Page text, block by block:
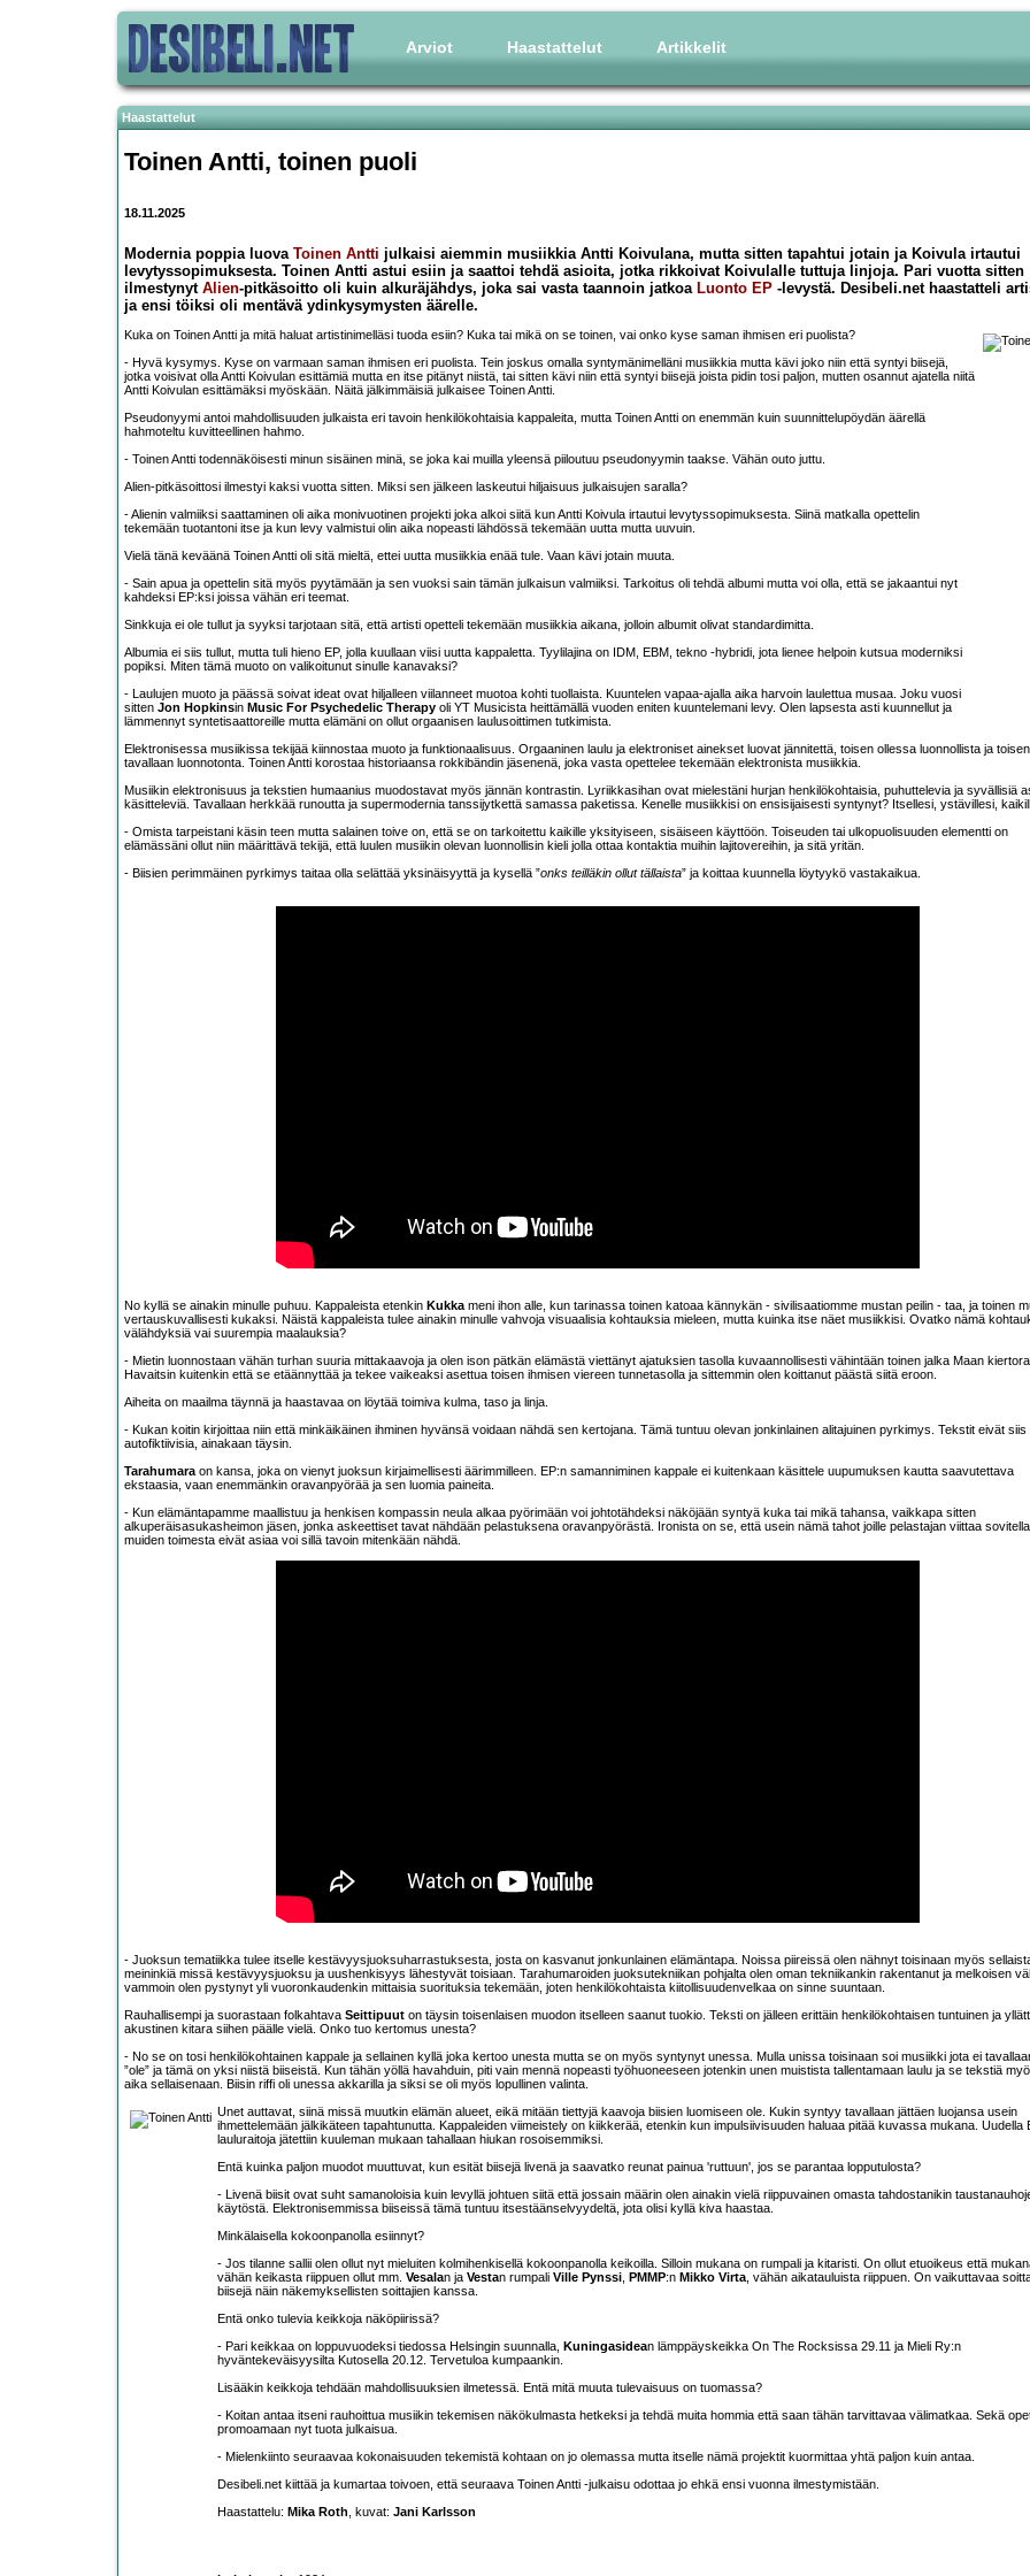
Arviot Haastattelut Artikkelit
Haastattelut
Toinen Antti, toinen puoli
18.11.2025
Modernia poppia luova Toinen Antti julkaisi aiemmin musiikkia Antti Koivulana, mutta sitten tapahtui jotain ja Koivula irtautui
levytyssopimuksesta. Toinen Antti astui esiin ja saattoi tehdä asioita, jotka rikkoivat Koivulalle tuttuja linjoja. Pari vuotta sitten
ilmestynyt Alien-pitkäsoitto oli kuin alkuräjähdys, joka sai vasta taannoin jatkoa Luonto EP -levystä. Desibeli.net haastatteli
ja ensi töiksi oli mentävä ydinkysymysten äärelle.
Kuka on Toinen Antti ja mitä haluat artistinimelläsi tuoda esiin? Kuka tai mikä on se toinen, vai onko kyse saman ihmisen eri puolista?
- Hyvä kysymys. Kyse on varmaan saman ihmisen eri puolista. Tein joskus omalla syntymänimelläni musiikkia mutta kävi joko niin että syntyi biisejä,
jotka voisivat olla Antti Koivulan esittämiä mutta en itse pitänyt niistä, tai sitten kävi niin että syntyi biisejä joista pidin tosi paljon, mutten osannut ajatella niitä
Antti Koivulan esittämäksi myöskään. Näitä jälkimmäisiä julkaisee Toinen Antti.
Pseudonyymi antoi mahdollisuuden julkaista eri tavoin henkilökohtaisia kappaleita, mutta Toinen Antti on enemmän kuin suunnittelupöydän äärellä
hahmoteltu kuvitteellinen hahmo.
- Toinen Antti todennäköisesti minun sisäinen minä, se joka kai muilla yleensä piiloutuu pseudonyymin taakse. Vähän outo juttu.
Alien-pitkäsoittosi ilmestyi kaksi vuotta sitten. Miksi sen jälkeen laskeutui hiljaisuus julkaisujen saralla?
- Alienin valmiiksi saattaminen oli aika monivuotinen projekti joka alkoi siitä kun Antti Koivula irtautui levytyssopimuksesta. Siinä matkalla opettelin
tekemään tuotantoni itse ja kun levy valmistui olin aika nopeasti lähdössä tekemään uutta mutta uuvuin.
Vielä tänä keväänä Toinen Antti oli sitä mieltä, ettei uutta musiikkia enää tule. Vaan kävi jotain muuta.
- Sain apua ja opettelin sitä myös pyytämään ja sen vuoksi sain tämän julkaisun valmiiksi. Tarkoitus oli tehdä albumi mutta voi olla, että se jakaantui nyt
kahdeksi EP:ksi joissa vähän eri teemat.
Sinkkuja ei ole tullut ja syyksi tarjotaan sitä, että artisti opetteli tekemään musiikkia aikana, jolloin albumit olivat standardimitta.
Albumia ei siis tullut, mutta tuli hieno EP, jolla kuullaan viisi uutta kappaletta. Tyylilajina on IDM, EBM, tekno -hybridi, jota lienee helpoin kutsua moderniksi
popiksi. Miten tämä muoto on valikoitunut sinulle kanavaksi?
- Laulujen muoto ja päässä soivat ideat ovat hiljalleen viilanneet muotoa kohti tuollaista. Kuuntelen vapaa-ajalla aika harvoin laulettua musaa. Joku vuosi
sitten Jon Hopkinsin Music For Psychedelic Therapy oli YT Musicista heittämällä vuoden eniten kuuntelemani levy. Olen lapsesta asti kuunnellut ja
lämmennyt syntetisaattoreille mutta elämäni on ollut orgaanisen laulusoittimen tutkimista.
Elektronisessa musiikissa tekijää kiinnostaa muoto ja funktionaalisuus. Orgaaninen laulu ja elektroniset ainekset luovat jännitettä, toisen ollessa luonnollista ja toisen
tavallaan luonnotonta. Toinen Antti korostaa historiaansa rokkibändin jäsenenä, joka vasta opettelee tekemään elektronista musiikkia.
Musiikin elektronisuus ja tekstien humaanius muodostavat myös jännän kontrastin. Lyriikkasihan ovat mielestäni hurjan henkilökohtaisia, puhuttelevia ja syvällisiä
käsitteleviä. Tavallaan herkkää runoutta ja supermodernia tanssijytkettä samassa paketissa. Kenelle musiikkisi on ensisijaisesti syntynyt? Itsellesi, ystävillesi,
- Omista tarpeistani käsin teen mutta salainen toive on, että se on tarkoitettu kaikille yksityiseen, sisäiseen käyttöön. Toiseuden tai ulkopuolisuuden elementti on
elämässäni ollut niin määrittävä tekijä, että luulen musiikin olevan luonnollisin kieli jolla ottaa kontaktia muihin lajitovereihin, ja sitä yritän.
- Biisien perimmäinen pyrkimys taitaa olla selättää yksinäisyyttä ja kysellä ”onks teilläkin ollut tällaista” ja koittaa kuunnella löytyykö vastakaikua.
No kyllä se ainakin minulle puhuu. Kappaleista etenkin Kukkameni ihon alle, kun tarinassa toinen katoaa kännykän - sivilisaatiomme mustan peilin - taa, ja toinen
vertauskuvallisesti kukaksi. Näistä kappaleista tulee ainakin minulle vahvoja visuaalisia kohtauksia mieleen, mutta kuinka itse näet musiikkisi. Ovatko nämä
välähdyksiä vai suurempia maalauksia?
- Mietin luonnostaan vähän turhan suuria mittakaavoja ja olen ison pätkän elämästä viettänyt ajatuksien tasolla kuvaannollisesti vähintään toinen jalka Maan
Havaitsin kuitenkin että se etäännyttää ja tekee vaikeaksi asettua toisen ihmisen viereen tunnetasolla ja sittemmin olen koittanut päästä siitä eroon.
Aiheita on maailma täynnä ja haastavaa on löytää toimiva kulma, taso ja linja.
- Kukan koitin kirjoittaa niin että minkäikäinen ihminen hyvänsä voidaan nähdä sen kertojana. Tämä tuntuu olevan jonkinlainen alitajuinen pyrkimys. Tekstit eivät siis
autofiktiivisia, ainakaan täysin.
Tarahumaraon kansa, joka on vienyt juoksun kirjaimellisesti äärimmilleen. EP:n samanniminen kappale ei kuitenkaan käsittele uupumuksen kautta saavutettava
ekstaasia, vaan enemmänkin oravanpyörää ja sen luomia paineita.
- Kun elämäntapamme maallistuu ja henkisen kompassin neula alkaa pyörimään voi johtotähdeksi näköjään syntyä kuka tai mikä tahansa, vaikkapa sitten
alkuperäisasukasheimon jäsen, jonka askeettiset tavat nähdään pelastuksena oravanpyörästä. Ironista on se, että usein nämä tahot joille pelastajan viittaa
muiden toimesta eivät asiaa voi sillä tavoin mitenkään nähdä.
- Juoksun tematiikka tulee itselle kestävyysjuoksuharrastuksesta, josta on kasvanut jonkunlainen elämäntapa. Noissa piireissä olen nähnyt toisinaan myös
meininkiä missä kestävyysjuoksu ja uushenkisyys lähestyvät toisiaan. Tarahumaroiden juoksutekniikan pohjalta olen oman tekniikankin rakentanut ja melkoisen
vammoin olen pystynyt yli vuoronkaudenkin mittaisia suorituksia tekemään, joten henkilökohtaista kiitollisuudenvelkaa on sinne suuntaan.
Rauhallisempi ja suorastaan folkahtava Seittipuut on täysin toisenlaisen muodon itselleen saanut tuokio. Teksti on jälleen erittäin henkilökohtaisen tuntuinen ja
akustinen kitara siihen päälle vielä. Onko tuo kertomus unesta?
- No se on tosi henkilökohtainen kappale ja sellainen kyllä joka kertoo unesta mutta se on myös syntynyt unessa. Mulla unissa toisinaan soi musiikki jota ei
”ole” ja tämä on yksi niistä biiseistä. Kun tähän yöllä havahduin, piti vain mennä nopeasti työhuoneeseen jotenkin unen muistista tallentamaan laulu ja se tekstiä
aika sellaisenaan. Biisin riffi oli unessa akkarilla ja siksi se oli myös lopullinen valinta.
Unet auttavat, siinä missä muutkin elämän alueet, eikä mitään tiettyjä kaavoja biisien luomiseen ole. Kukin syntyy tavallaan jättäen luojansa usein
ihmettelemään jälkikäteen tapahtunutta. Kappaleiden viimeistely on kiikkerää, etenkin kun impulsiivisuuden haluaa pitää kuvassa mukana. Uudella
lauluraitoja jätettiin kuuleman mukaan tahallaan hiukan rosoisemmiksi.
Entä kuinka paljon muodot muuttuvat, kun esität biisejä livenä ja saavatko reunat painua 'ruttuun', jos se parantaa lopputulosta?
- Livenä biisit ovat suht samanoloisia kuin levyllä johtuen siitä että jossain määrin olen ainakin vielä riippuvainen omasta tahdostanikin
käytöstä. Elektronisemmissa biiseissä tämä tuntuu itsestäänselvyydeltä, jota olisi kyllä kiva haastaa.
Minkälaisella kokoonpanolla esiinnyt?
- Jos tilanne sallii olen ollut nyt mieluiten kolmihenkisellä kokoonpanolla keikoilla. Silloin mukana on rumpali ja kitaristi. On ollut etuoikeus että
vähän keikasta riippuen ollut mm. Vesalan ja Vestan rumpali Ville Pynssi, PMMP:n Mikko Virta, vähän aikatauluista riippuen. On vaikuttavaa
biisejä näin näkemyksellisten soittajien kanssa.
Entä onko tulevia keikkoja näköpiirissä?
- Pari keikkaa on loppuvuodeksi tiedossa Helsingin suunnalla, Kuningasidean lämppäyskeikka On The Rocksissa 29.11 ja Mieli Ry:n
hyväntekeväisyysilta Kutosella 20.12. Tervetuloa kumpaankin.
Lisääkin keikkoja tehdään mahdollisuuksien ilmetessä. Entä mitä muuta tulevaisuus on tuomassa?
- Koitan antaa itseni rauhoittua musiikin tekemisen näkökulmasta hetkeksi ja tehdä muita hommia että saan tähän tarvittavaa välimatkaa. Sekä
promoamaan nyt tuota julkaisua.
- Mielenkiinto seuraavaa kokonaisuuden tekemistä kohtaan on jo olemassa mutta itselle nämä projektit kuormittaa yhtä paljon kuin antaa.
Desibeli.net kiittää ja kumartaa toivoen, että seuraava Toinen Antti -julkaisu odottaa jo ehkä ensi vuonna ilmestymistään.
Haastattelu: Mika Roth, kuvat: Jani Karlsson